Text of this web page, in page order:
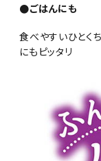
●ごはんにも
食べやすいひとく
にもピッタリ